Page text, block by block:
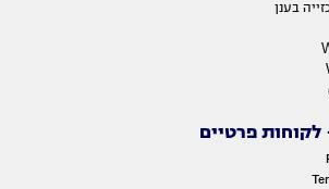
בענן
לקוחות פרטיים